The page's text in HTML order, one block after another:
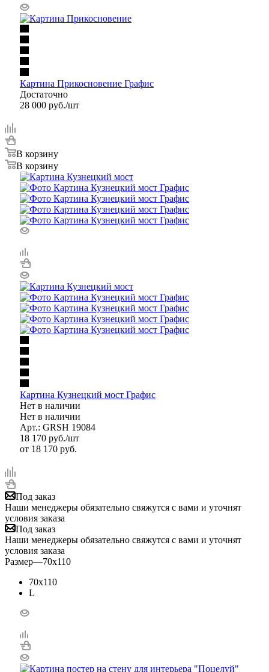
Картина Прикосновение Графис
Достаточно
28 000 руб./шт
В корзину
В корзину
Картина Кузнецкий мост Графис
Нет в наличии
Нет в наличии
Арт.: GRSH 19084
18 170 руб./шт
от 18 170 руб.
Под заказ
Наши менеджеры обязательно свяжутся с вами и уточнят
условия заказа
Под заказ
Наши менеджеры обязательно свяжутся с вами и уточнят
условия заказа
Размер—70x110
70x110
L